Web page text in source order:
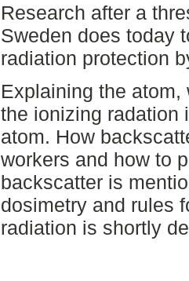
Research after a
Sweden does today
radiation protection
Explaining the
the ionizing radation
atom. How
workers and how to
backscatter is
dosimetry and rules
radiation is shortly